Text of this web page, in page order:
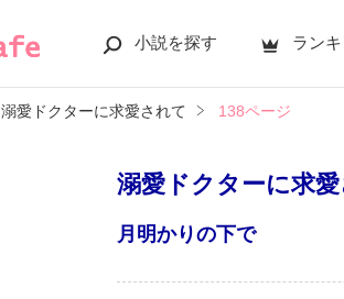
小説を探す ラン
溺愛ドクターに求愛されて 138ページ
溺愛ドクターに求
月明かりの下で